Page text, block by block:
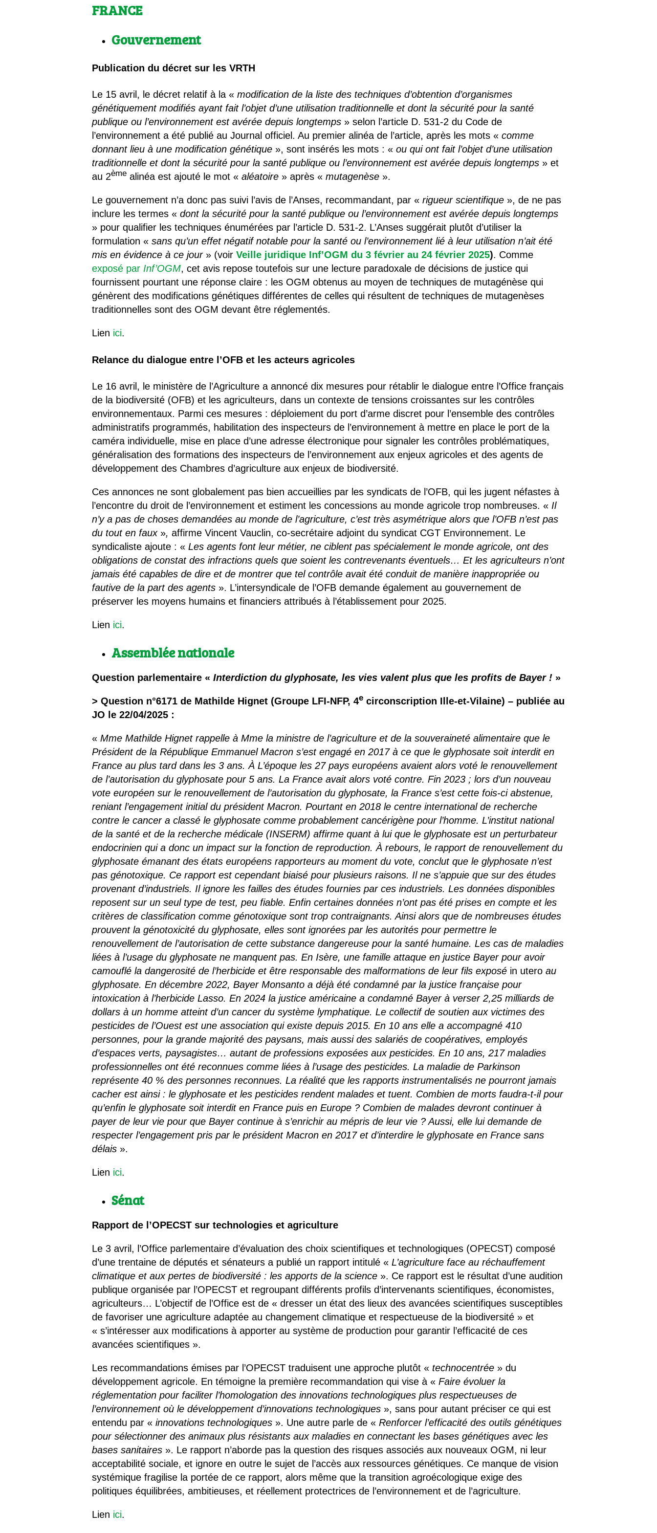
FRANCE
Gouvernement
Publication du décret sur les VRTH
Le 15 avril, le décret relatif à la «modification de la liste des techniques d’obtention d’organismes
génétiquement modifiés ayant fait l’objet d’une utilisation traditionnelle et dont la sécurité pour la santé
publique ou l’environnement est avérée depuis longtemps » selon l’article D. 531-2 du Code de
l’environnement a été publié au Journal officiel. Au premier alinéa de l’article, après les mots «comme
donnant lieu à une modification génétique », sont insérés les mots : «ou qui ont fait l’objet d’une utilisation
traditionnelle et dont la sécurité pour la santé publique ou l’environnement est avérée depuis longtemps » et
au 2ème alinéa est ajouté le mot «aléatoire » après «mutagenèse ».
Le gouvernement n’a donc pas suivi l’avis de l’Anses, recommandant, par «rigueur scientifique », de ne pas
inclure les termes «dont la sécurité pour la santé publique ou l’environnement est avérée depuis longtemps
» pour qualifier les techniques énumérées par l’article D. 531-2. L’Anses suggérait plutôt d’utiliser la
formulation «sans qu’un effet négatif notable pour la santé ou l’environnement lié à leur utilisation n’ait été
mis en évidence à ce jour» (voirVeille juridique Inf’OGM du 3 février au 24 février 2025). Comme
exposé par Inf’OGM, cet avis repose toutefois sur une lecture paradoxale de décisions de justice qui
fournissent pourtant une réponse claire : les OGM obtenus au moyen de techniques de mutagénèse qui
génèrent des modifications génétiques différentes de celles qui résultent de techniques de mutagenèses
traditionnelles sont des OGM devant être réglementés.
Lien ici.
Relance du dialogue entre l’OFB et les acteurs agricoles
Le 16 avril, le ministère de l’Agriculture a annoncé dix mesures pour rétablir le dialogue entre l’Office français
de la biodiversité (OFB) et les agriculteurs, dans un contexte de tensions croissantes sur les contrôles
environnementaux. Parmi ces mesures : déploiement du port d’arme discret pour l’ensemble des contrôles
administratifs programmés, habilitation des inspecteurs de l’environnement à mettre en place le port de la
caméra individuelle, mise en place d’une adresse électronique pour signaler les contrôles problématiques,
généralisation des formations des inspecteurs de l’environnement aux enjeux agricoles et des agents de
développement des Chambres d’agriculture aux enjeux de biodiversité.
Ces annonces ne sont globalement pas bien accueillies par les syndicats de l’OFB, qui les jugent néfastes à
l’encontre du droit de l’environnement et estiment les concessions au monde agricole trop nombreuses. « Il
n’y a pas de choses demandées au monde de l’agriculture, c’est très asymétrique alors que l’OFB n’est pas
du tout en faux », affirme Vincent Vauclin, co-secrétaire adjoint du syndicat CGT Environnement. Le
syndicaliste ajoute : «Les agents font leur métier, ne ciblent pas spécialement le monde agricole, ont des
obligations de constat des infractions quels que soient les contrevenants éventuels… Et les agriculteurs n’ont
jamais été capables de dire et de montrer que tel contrôle avait été conduit de manière inappropriée ou
fautive de la part des agents ». L’intersyndicale de l’OFB demande également au gouvernement de
préserver les moyens humains et financiers attribués à l’établissement pour 2025.
Lien ici.
Assemblée nationale
Question parlementaire «Interdiction du glyphosate, les vies valent plus que les profits de Bayer ! »
> Question n°6171 de Mathilde Hignet (Groupe LFI-NFP,4e circonscription Ille-et-Vilaine) – publiéeau
JO le 22/04/2025 :
« Mme Mathilde Hignet rappelle à Mme la ministre de l’agriculture et de la souveraineté alimentaire que le
Président de la République Emmanuel Macron s’est engagé en 2017 à ce que le glyphosate soit interdit en
France au plus tard dans les 3 ans. À L’époque les 27 pays européens avaient alors voté le renouvellement
de l’autorisation du glyphosate pour 5 ans. La France avait alors voté contre. Fin 2023 ; lors d’un nouveau
vote européen sur le renouvellement de l’autorisation du glyphosate, la France s’est cette fois-ci abstenue,
reniant l’engagement initial du président Macron. Pourtant en 2018 le centre international de recherche
contre le cancer a classé le glyphosate comme probablement cancérigène pour l’homme. L’institut national
de la santé et de la recherche médicale (INSERM) affirme quant à lui que le glyphosate est un perturbateur
endocrinien qui a donc un impact sur la fonction de reproduction. À rebours, le rapport de renouvellement du
glyphosate émanant des états européens rapporteurs au moment du vote, conclut que le glyphosate n’est
pas génotoxique. Ce rapport est cependant biaisé pour plusieurs raisons. Il ne s’appuie que sur des études
provenant d’industriels. Il ignore les failles des études fournies par ces industriels. Les données disponibles
reposent sur un seul type de test, peu fiable. Enfin certaines données n’ont pas été prises en compte et les
critères de classification comme génotoxique sont trop contraignants. Ainsi alors que de nombreuses études
prouvent la génotoxicité du glyphosate, elles sont ignorées par les autorités pour permettre le
renouvellement de l’autorisation de cette substance dangereuse pour la santé humaine. Les cas de maladies
liées à l’usage du glyphosate ne manquent pas. En Isère, une famille attaque en justice Bayer pour avoir
camouflé la dangerosité de l’herbicide et être responsable des malformations de leur fils exposé in utero au
glyphosate. En décembre 2022, Bayer Monsanto a déjà été condamné par la justice française pour
intoxication à l’herbicide Lasso. En 2024 la justice américaine a condamné Bayer à verser 2,25 milliards de
dollars à un homme atteint d’un cancer du système lymphatique. Le collectif de soutien aux victimes des
pesticides de l’Ouest est une association qui existe depuis 2015. En 10 ans elle a accompagné 410
personnes, pour la grande majorité des paysans, mais aussi des salariés de coopératives, employés
d’espaces verts, paysagistes… autant de professions exposées aux pesticides. En 10 ans, 217 maladies
professionnelles ont été reconnues comme liées à l’usage des pesticides. La maladie de Parkinson
représente 40 % des personnes reconnues. La réalité que les rapports instrumentalisés ne pourront jamais
cacher est ainsi : le glyphosate et les pesticides rendent malades et tuent. Combien de morts faudra-t-il pour
qu’enfin le glyphosate soit interdit en France puis en Europe ? Combien de malades devront continuer à
payer de leur vie pour que Bayer continue à s’enrichir au mépris de leur vie ? Aussi, elle lui demande de
respecter l’engagement pris par le président Macron en 2017 et d’interdire le glyphosate en France sans
délais ».
Lien ici.
Sénat
Rapport de l’OPECST sur technologies et agriculture
Le 3 avril, l’Office parlementaire d’évaluation des choix scientifiques et technologiques (OPECST) composé
d’une trentaine de députés et sénateurs a publié un rapport intitulé «L’agriculture face au réchauffement
climatique et aux pertes de biodiversité : les apports de la science ». Ce rapport est le résultat d’une audition
publique organisée par l’OPECST et regroupant différents profils d’intervenants scientifiques, économistes,
agriculteurs… L’objectif de l’Office est de « dresser un état des lieux des avancées scientifiques susceptibles
de favoriser une agriculture adaptée au changement climatique et respectueuse de la biodiversité » et
« s’intéresser aux modifications à apporter au système de production pour garantir l’efficacité de ces
avancées scientifiques ».
Les recommandations émises par l’OPECST traduisent une approche plutôt « technocentrée » du
développement agricole. En témoigne la première recommandation qui vise à «Faire évoluer la
réglementation pour faciliter l’homologation des innovations technologiques plus respectueuses de
l’environnement où le développement d’innovations technologiques », sans pour autant préciser ce qui est
entendu par «innovations technologiques ». Une autre parle de «Renforcer l’efficacité des outils génétiques
pour sélectionner des animaux plus résistants aux maladies en connectant les bases génétiques avec les
bases sanitaires ». Le rapport n’aborde pas la question des risques associés aux nouveaux OGM, ni leur
acceptabilité sociale, et ignore en outre le sujet de l’accès aux ressources génétiques. Ce manque de vision
systémique fragilise la portée de ce rapport, alors même que la transition agroécologique exige des
politiques équilibrées, ambitieuses, et réellement protectrices de l’environnement et de l’agriculture.
Lien ici.